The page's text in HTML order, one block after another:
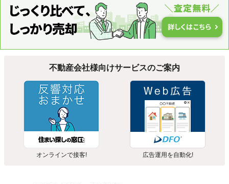
不動産会社様向けサービスのご案内
オンラインで接客! 広告運用を自動化!